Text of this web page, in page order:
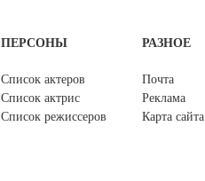
ПЕРСОНЫ
Список актеров
Список актрис
Список режиссеров
РАЗНОЕ
Почта
Реклама
Карта сайта